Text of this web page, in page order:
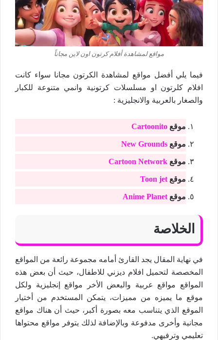
مواقع لمشاهدة أفلام كرتون اون لاين مجاناً
فيما يلي أفضل مواقع لمشاهدة الكرتون مجانا سواء كانت
افلام كلرتون او مسلسلات كرتونية وانمي متنوعة للكبار
والصغار بالعربية والانجليزية :
موقع Cartoonito
موقع New Grounds
موقع Cartoon Network
موقعToon jet
موقعAnime Planet
الخلاصة
في نهاية المقال يجد القارئ أمامه مجموعة رائعة من المواقع
المخصصة لتحميل افلام ديزني للاطفال، حيث أن بعض هذه
المواقع مواقع عربية واليعض الأخر مواقع إنجليزية ولكل
موقع ما يميزه من مميزات، يتمكن المستخدم من أختيار
الموقع الذي يتناسب معه بصورة أكبر، حيث أن هناك مواقع
مجانية وأخرى مدفوعة وبالإضافة لذلك يتوفر مواقع محتواها
تعليمي وترفيهي.